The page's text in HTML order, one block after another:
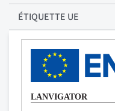
ÉTIQUETTE UE